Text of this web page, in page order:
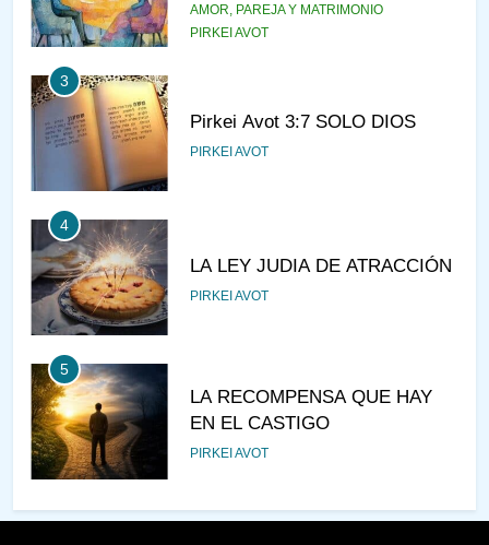
AMOR, PAREJA Y MATRIMONIO
PIRKEI AVOT
3
Pirkei Avot 3:7 SOLO DIOS
PIRKEI AVOT
4
LA LEY JUDIA DE ATRACCIÓN
PIRKEI AVOT
5
LA RECOMPENSA QUE HAY
EN EL CASTIGO
PIRKEI AVOT
6